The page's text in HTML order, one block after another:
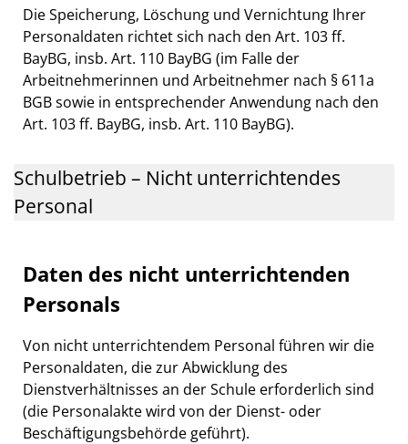
Die Speicherung, Löschung und Vernichtung Ihrer
Personaldaten richtet sich nach den Art. 103 ff.
BayBG, insb. Art. 110 BayBG (im Falle der
Arbeitnehmerinnen und Arbeitnehmer nach § 611a
BGB sowie in entsprechender Anwendung nach den
Art. 103 ff. BayBG, insb. Art. 110 BayBG).
Schulbetrieb – Nicht unterrichtendes
Personal
Daten des nicht unterrichtenden
Personals
Von nicht unterrichtendem Personal führen wir die
Personaldaten, die zur Abwicklung des
Dienstverhältnisses an der Schule erforderlich sind
(die Personalakte wird von der Dienst- oder
Beschäftigungsbehörde geführt).